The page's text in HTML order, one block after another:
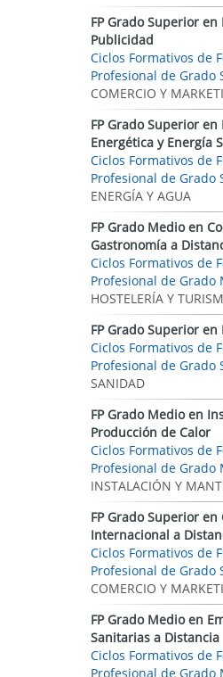
FP Grado Superior
Publicidad
Ciclos Formativos de
Profesional de Grado
COMERCIO Y
FP Grado Superior en
Energética y Energía
Ciclos Formativos de
Profesional de Grado
ENERGÍA Y AGUA
FP Grado Medio en
Gastronomía a
Ciclos Formativos de
Profesional de Grado
HOSTELERÍA Y
FP Grado Superior
Ciclos Formativos de
Profesional de Grado
SANIDAD
FP Grado Medio en
Producción de Calor
Ciclos Formativos de
Profesional de Grado
INSTALACIÓN Y
FP Grado Superior en
Internacional a
Ciclos Formativos de
Profesional de Grado
COMERCIO Y
FP Grado Medio en
Sanitarias a Distancia
Ciclos Formativos de
Profesional de Grado